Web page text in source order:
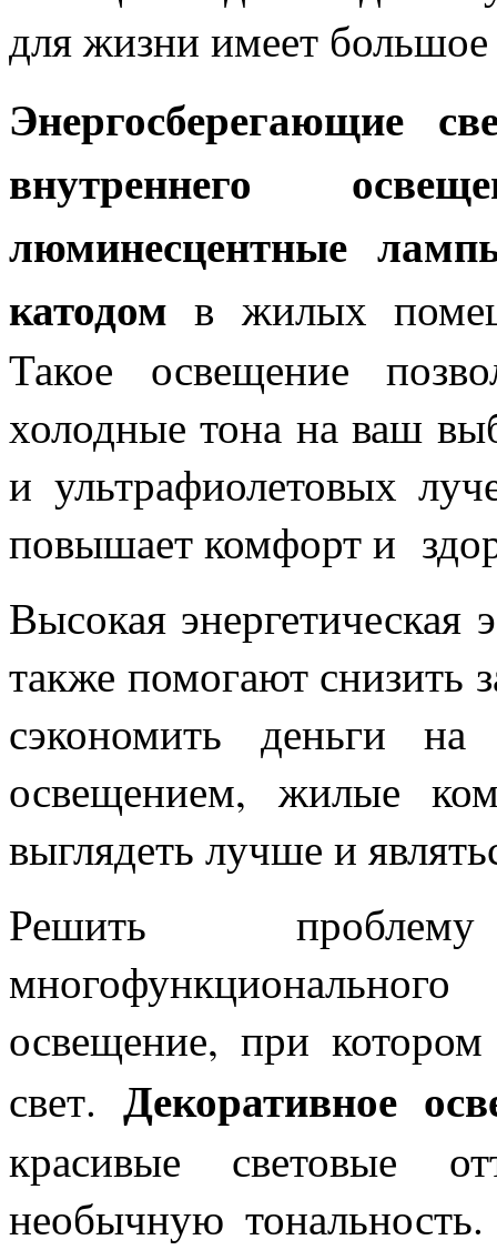
для жизни имеет большое
Энергосберегающие
внутреннего
люминесцентные
катодом в жилых
Такое освещение
холодные тона на ваш
и ультрафиолетовых
повышает комфорт и
Высокая
также помогают снизить
сэкономить деньги
освещением, жилые
выглядеть лучше и
Решить
освещение, при
свет. Декоративное
красивые световые
необычную